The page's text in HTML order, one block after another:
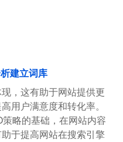
建立词库
，这有助于网站提供更
用户满意度和转化率。
略的基础，在网站内容
于提高网站在搜索引擎